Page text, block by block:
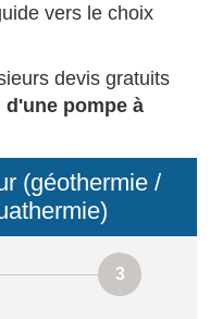
vers le choix
devis gratuits
pompe à
(géothermie /